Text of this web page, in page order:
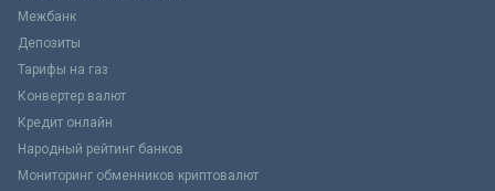
Межбанк
Депозиты
Тарифы на газ
Конвертер валют
Кредит онлайн
Народный рейтинг банков
Мониторинг обменников криптовалют